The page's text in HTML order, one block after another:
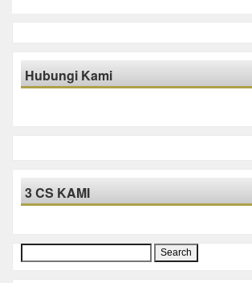
Hubungi Kami
3 CS KAMI
for: